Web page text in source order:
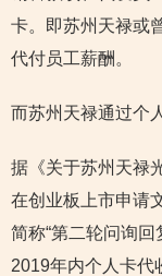
卡。即苏州天禄或
代付员工薪酬。
而苏州天禄通过个
据《关于苏州天禄
在创业板上市申请
简称“第二轮问询
2019年内个人卡代